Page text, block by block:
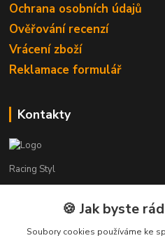
Ochrana osobních údajů
Ověřování recenzí
Vrácení zboží
Reklamace formulář
Kontakty
Racing Styl
Karel Muláček
774 51 50 88
(7:00 - 20:00)
🍪 Jak byste
Soubory cookies používáme ke